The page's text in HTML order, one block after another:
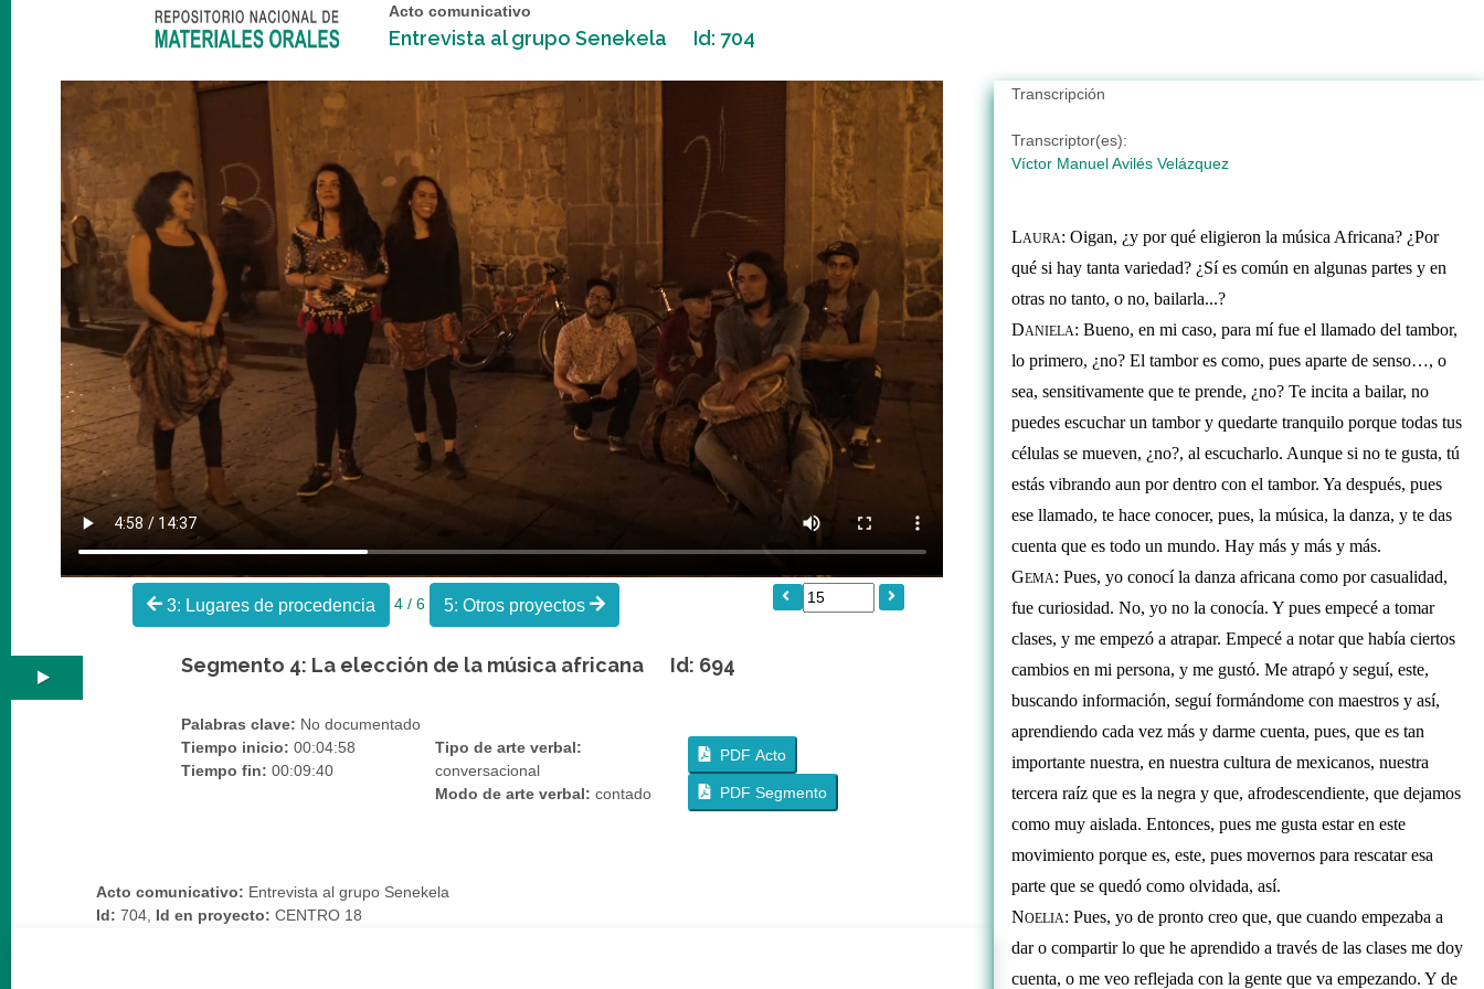
Acto comunicativo
Entrevista al grupo Senekela Id: 704
3: Lugares de procedencia 4 / 6 5: Otros proyectos
Segmento 4: La elección de la música africana Id: 694
Palabras clave: No documentado
Tiempo inicio: 00:04:58
Tiempo fin: 00:09:40
Tipo de arte verbal:
conversacional
Modo de arte verbal: contado
PDF Acto
PDF Segmento
Acto comunicativo: Entrevista al grupo Senekela
Id:704, Id en proyecto:CENTRO 18
Transcripción
Transcriptor(es):
Víctor Manuel Avilés Velázquez
LAURA: Oigan, ¿y por qué eligieron la música Africana? ¿Por
qué si hay tanta variedad? ¿Sí es común en algunas partes y en
otras no tanto, o no, bailarla...?
DANIELA: Bueno, en mi caso, para mí fue el llamado del tambor,
lo primero, ¿no? El tambor es como, pues aparte de senso…, o
sea, sensitivamente que te prende, ¿no? Te incita a bailar, no
puedes escuchar un tambor y quedarte tranquilo porque todas tus
células se mueven, ¿no?, al escucharlo. Aunque si no te gusta, tú
estás vibrando aun por dentro con el tambor. Ya después, pues
ese llamado, te hace conocer, pues, la música, la danza, y te das
cuenta que es todo un mundo. Hay más y más y más.
GEMA: Pues, yo conocí la danza africana como por casualidad,
fue curiosidad. No, yo no la conocía. Y pues empecé a tomar
clases, y me empezó a atrapar. Empecé a notar que había ciertos
cambios en mi persona, y me gustó. Me atrapó y seguí, este,
buscando información, seguí formándome con maestros y así,
aprendiendo cada vez más y darme cuenta, pues, que es tan
importante nuestra, en nuestra cultura de mexicanos, nuestra
tercera raíz que es la negra y que, afrodescendiente, que dejamos
como muy aislada. Entonces, pues me gusta estar en este
movimiento porque es, este, pues movernos para rescatar esa
parte que se quedó como olvidada, así.
NOELIA: Pues, yo de pronto creo que, que cuando empezaba a
dar o compartir lo que he aprendido a través de las clases me doy
cuenta, o me veo reflejada con la gente que va empezando. Y de